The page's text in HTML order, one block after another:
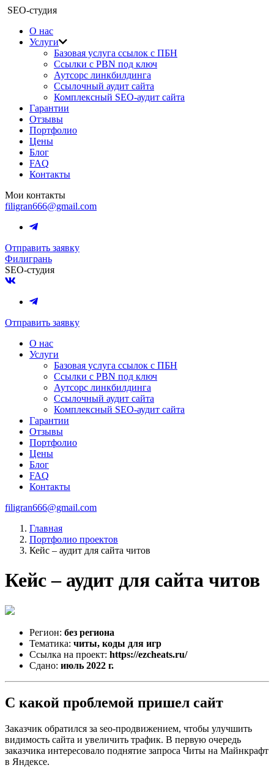
SEO-студия
О нас
Услуги
Базовая услуга ссылок с ПБН
Ссылки с PBN под ключ
Аутсорс линкбилдинга
Ссылочный аудит сайта
Комплексный SEO-аудит сайта
Гарантии
Отзывы
Портфолио
Цены
Блог
FAQ
Контакты
Мои контакты
filigran666@gmail.com
Отправить заявку
Филигрань
SEO-студия
Отправить заявку
О нас
Услуги
Базовая услуга ссылок с ПБН
Ссылки с PBN под ключ
Аутсорс линкбилдинга
Ссылочный аудит сайта
Комплексный SEO-аудит сайта
Гарантии
Отзывы
Портфолио
Цены
Блог
FAQ
Контакты
filigran666@gmail.com
Главная
Портфолио проектов
Кейс – аудит для сайта читов
Кейс – аудит для сайта читов
Регион: без региона
Тематика: читы, коды для игр
Ссылка на проект: https://ezcheats.ru/
Сдано: июль 2022 г.
С какой проблемой пришел сайт
Заказчик обратился за seo-продвижением, чтобы улучшить
видимость сайта и увеличить трафик. В первую очередь
заказчика интересовало поднятие запроса Читы на Майнкрафт
в Яндексе.